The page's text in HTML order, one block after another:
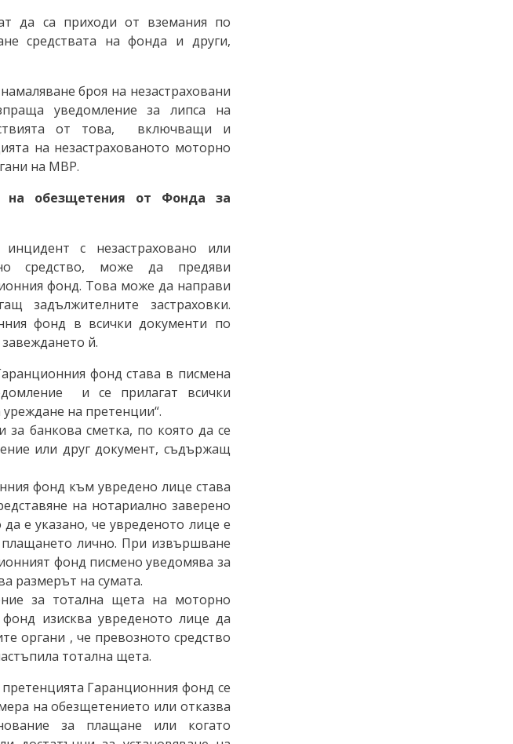
да са приходи от вземания по
средствата на фонда и други,
броя на незастраховани
уведомление за липса на
от това, включващи и
на незастрахованото моторно
на МВР.
на обезщетения от Фонда за
с незастраховано или
средство, може да предяви
фонд. Това може да направи
задължителните застраховки.
фонд в всички документи по
й.
фонд става в писмена
и се прилагат всички
на претенции“.
банкова сметка, по която да се
или друг документ, съдържащ
фонд към увредено лице става
на нотариално заверено
е указано, че увреденото лице е
лично. При извършване
фонд писмено уведомява за
размерът на сумата.
за тотална щета на моторно
изисква увреденото лице да
органи , че превозното средство
тотална щета.
Гаранционния фонд се
на обезщетението или отказва
за плащане или когато